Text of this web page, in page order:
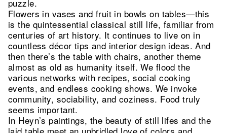
puzzle.
Flowers in vases and fruit in bowls on tables—this
is the quintessential classical still life, familiar from
centuries of art history. It continues to live on in
countless décor tips and interior design ideas. And
then there’s the table with chairs, another theme
almost as old as humanity itself. We flood the
various networks with recipes, social cooking
events, and endless cooking shows. We invoke
community, sociability, and coziness. Food truly
seems important.
In Heyn’s paintings, the beauty of still lifes and the